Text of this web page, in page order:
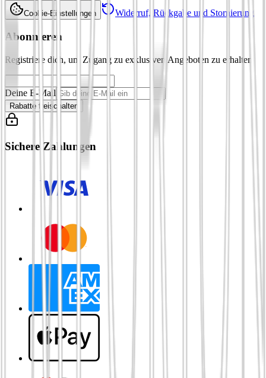
Cookie-Einstellungen Widerruf, Rückgabe und Stornierung
Abonnieren
Registriere dich, um Zugang zu exklusiven Angeboten zu erhalten
Deine E-Mail
Rabatte freischalten
Sichere Zahlungen